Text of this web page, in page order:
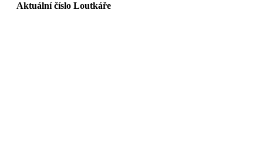
Aktuální číslo Loutkáře